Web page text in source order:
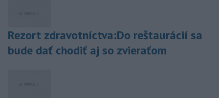
Rezort zdravotníctva:Do reštaurácií sa
bude dať chodiť aj so zvieraťom